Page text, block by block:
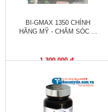
sức
Chăm
trẻ
thuốc
hay
BI-GMAX 1350 CHÍNH
HÃNG MỸ - CHĂM SÓC ...
1,300,000 đ